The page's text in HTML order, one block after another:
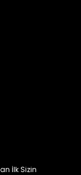
İlk Sizin